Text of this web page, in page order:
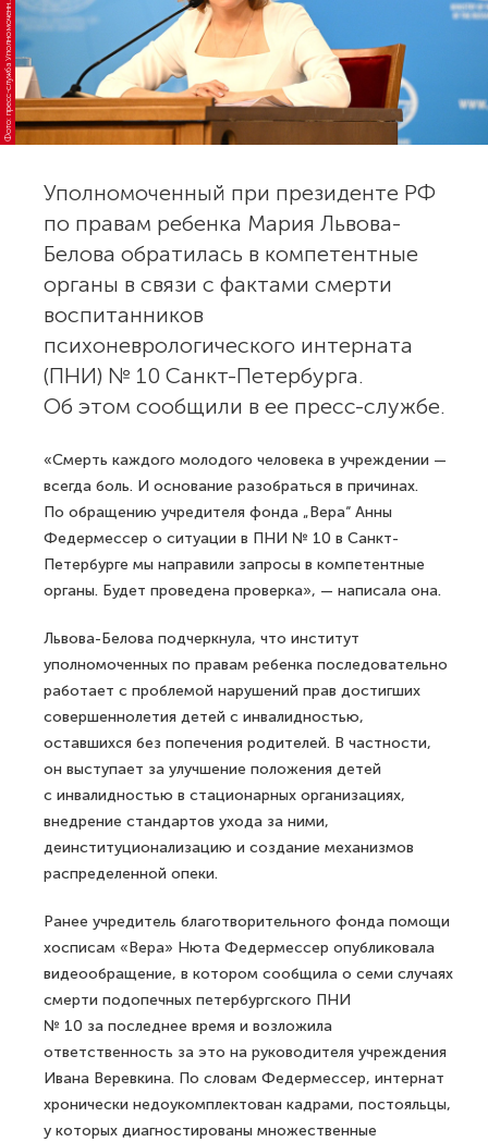
н
Уполномоченный при президенте РФ
по правам ребенка Мария Львова-
Белова обратилась в компетентные
органы в связи с фактами смерти
воспитанников
психоневрологического интерната
(ПНИ) № 10 Санкт-Петербурга.
Об этом сообщили в ее пресс-службе.
«Смерть каждого молодого человека в учреждении —
всегда боль. И основание разобраться в причинах.
По обращению учредителя фонда „Вера“ Анны
Федермессер о ситуации в ПНИ № 10 в Санкт-
Петербурге мы направили запросы в компетентные
органы. Будет проведена проверка», — написала она.
Львова-Белова подчеркнула, что институт
уполномоченных по правам ребенка последовательно
работает с проблемой нарушений прав достигших
совершеннолетия детей с инвалидностью,
оставшихся без попечения родителей. В частности,
он выступает за улучшение положения детей
с инвалидностью в стационарных организациях,
внедрение стандартов ухода за ними,
деинституционализацию и создание механизмов
распределенной опеки.
Ранее учредитель благотворительного фонда помощи
хосписам «Вера» Нюта Федермессер опубликовала
видеообращение, в котором сообщила о семи случаях
смерти подопечных петербургского ПНИ
№ 10 за последнее время и возложила
ответственность за это на руководителя учреждения
Ивана Веревкина. По словам Федермессер, интернат
хронически недоукомплектован кадрами, постояльцы,
у которых диагностированы множественные